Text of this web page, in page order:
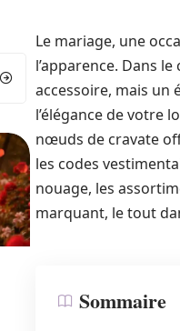
Le mariage, une
l’apparence. Dans
accessoire, mais un
l’élégance de votre
nœuds de cravate
les codes
nouage, les
marquant, le tout
Sommaire